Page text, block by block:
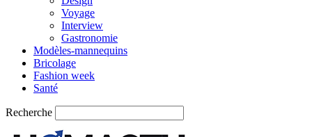
Voyage
Interview
Gastronomie
Modèles-mannequins
Bricolage
Fashion week
Santé
Recherche